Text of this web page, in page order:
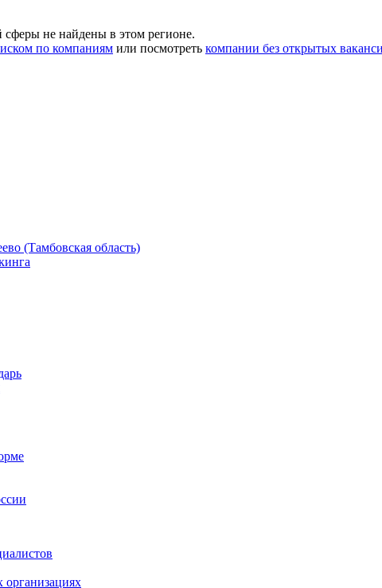
не найдены в этом регионе.
по компаниям или посмотреть компании без открытых
(Тамбовская область)
организациях